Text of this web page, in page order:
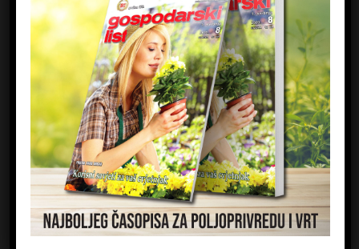
Prijavite se na newsletter
Email